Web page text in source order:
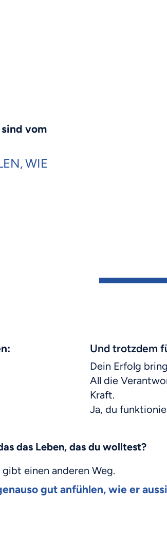
vom
WIE
Und trotzdem
Dein Erfolg
All die
Kraft.
Ja, du
das Leben, das du wolltest?
gibt einen anderen Weg.
gut anfühlen, wie er